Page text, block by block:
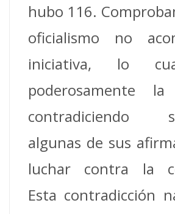
hubo 116.
oficialismo no
iniciativa, lo
poderosamente la
contradiciendo
algunas de sus
luchar contra la
Esta contradicción